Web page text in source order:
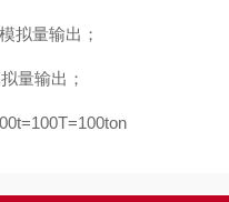
拟量输出；
量输出；